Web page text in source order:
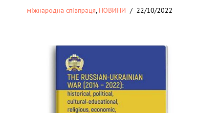
міжнародна співпраця, НОВИНИ 22/10/2022